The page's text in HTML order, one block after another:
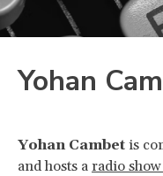
Yohan
Yohan Cambet is
and hosts a radio